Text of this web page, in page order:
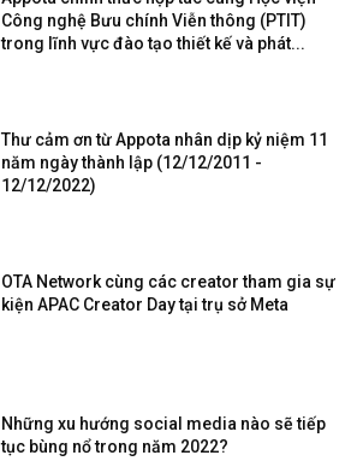
Công nghệ Bưu chính Viễn thông (PTIT)
trong lĩnh vực đào tạo thiết kế và phát...
Thư cảm ơn từ Appota nhân dịp kỷ niệm 11
năm ngày thành lập (12/12/2011 -
12/12/2022)
OTA Network cùng các creator tham gia sự
kiện APAC Creator Day tại trụ sở Meta
Những xu hướng social media nào sẽ tiếp
tục bùng nổ trong năm 2022?